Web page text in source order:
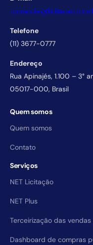
Telefone
(11) 3677-0777
Endereço
Rua Apinajés, 1.100 – 3°
05017-000, Brasil
Quem somos
Quem somos
Contato
Serviços
NET Licitação
NET Plus
Terceirização das
Dashboard de compras